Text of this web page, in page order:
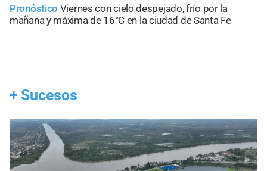
Pronóstico Viernes con cielo despejado, frío por la
mañana y máxima de 16°C en la ciudad de Santa Fe
+ Sucesos